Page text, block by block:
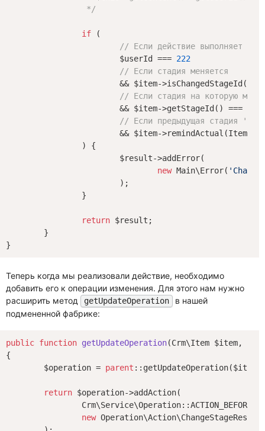
		 */
if (
// Если действие выполняет
			$userId ===
222
// Если стадия меняется
// Если стадия на которую мы
			&& $item->getStageId() ===
// Если предыдущая стадия
&& $item-
new Main\Error(
return $result;
Теперь когда мы реализовали действие, необходимо
добавить его к операции изменения. Для этого нам нужно
расширить метод
getUpdateOperation
в нашей
подмененной фабрике:
public function getUpdateOperation(Crm\Item $item,
{
	$operation =
parent
return $operation->addAction(
new